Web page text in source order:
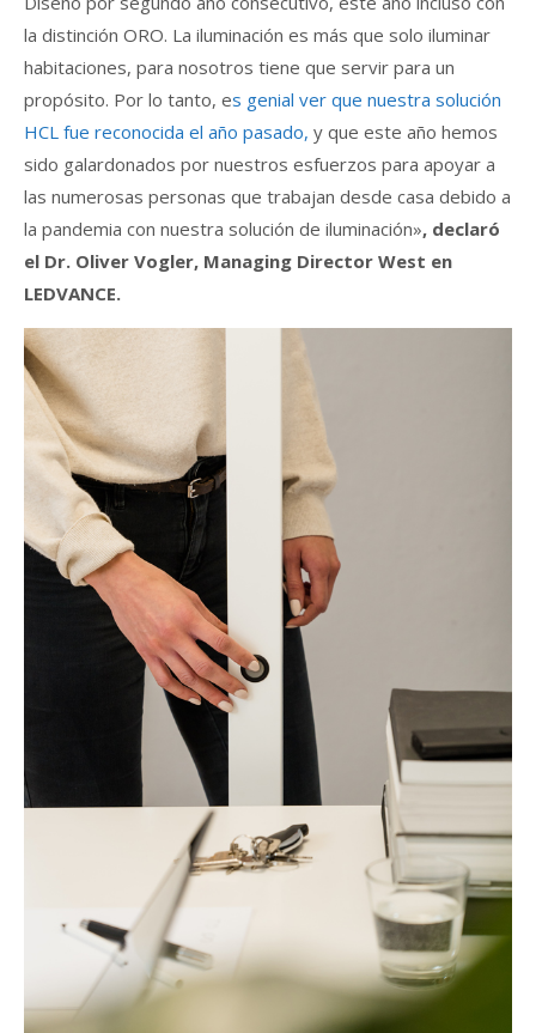
la distinción ORO. La iluminación es más que solo iluminar
habitaciones, para nosotros tiene que servir para un
propósito. Por lo tanto, es genial ver que nuestra solución
HCL fue reconocida el año pasado, y que este año hemos
sido galardonados por nuestros esfuerzos para apoyar a
las numerosas personas que trabajan desde casa debido a
la pandemia con nuestra solución de iluminación», declaró
el Dr. Oliver Vogler, Managing Director West en
LEDVANCE.